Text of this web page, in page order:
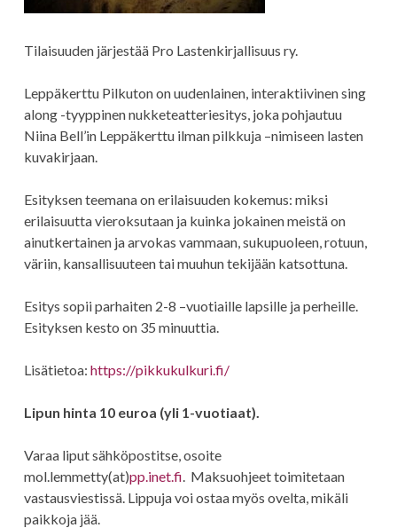
Tilaisuuden järjestää Pro Lastenkirjallisuus ry.
Leppäkerttu Pilkuton on uudenlainen, interaktiivinen sing
along -tyyppinen nukketeatteriesitys, joka pohjautuu
Niina Bell’in Leppäkerttu ilman pilkkuja –nimiseen lasten
kuvakirjaan.
Esityksen teemana on erilaisuuden kokemus: miksi
erilaisuutta vieroksutaan ja kuinka jokainen meistä on
ainutkertainen ja arvokas vammaan, sukupuoleen, rotuun,
väriin, kansallisuuteen tai muuhun tekijään katsottuna.
Esitys sopii parhaiten 2-8 –vuotiaille lapsille ja perheille.
Esityksen kesto on 35 minuuttia.
Lisätietoa: https://pikkukulkuri.fi/
Lipun hinta 10 euroa (yli 1-vuotiaat).
Varaa liput sähköpostitse, osoite
mol.lemmetty(at)pp.inet.fi . Maksuohjeet toimitetaan
vastausviestissä. Lippuja voi ostaa myös ovelta, mikäli
paikkoja jää.